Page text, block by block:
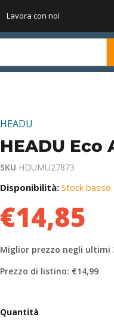
Lavora con noi
HEADU
HEADU Eco
SKU HDUMU27873
Disponibilità: Stock basso
€14,85
Miglior prezzo negli ultimi
Prezzo di listino: €14,99
Quantità